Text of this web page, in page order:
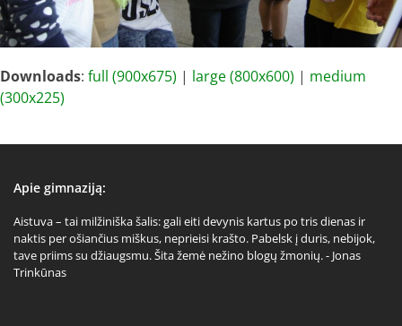
Downloads: full (900x675) | large (800x600) | medium
(300x225)
Apie gimnaziją:
Aistuva – tai milžiniška šalis: gali eiti devynis kartus po tris dienas ir
naktis per ošiančius miškus, neprieisi krašto. Pabelsk į duris, nebijok,
tave priims su džiaugsmu. Šita žemė nežino blogų žmonių. - Jonas
Trinkūnas